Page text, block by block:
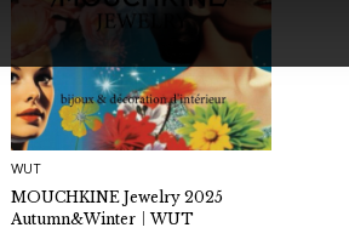
WUT
MOUCHKINE Jewelry 2025
Autumn&Winter｜WUT